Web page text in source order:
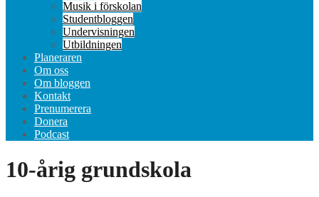
Musik i förskolan
Studentbloggen
Undervisningen
Utbildningen
Planeraren
Om oss
Om bloggen
Kontakt
Prenumerera
Donera
Podcast
10-årig grundskola